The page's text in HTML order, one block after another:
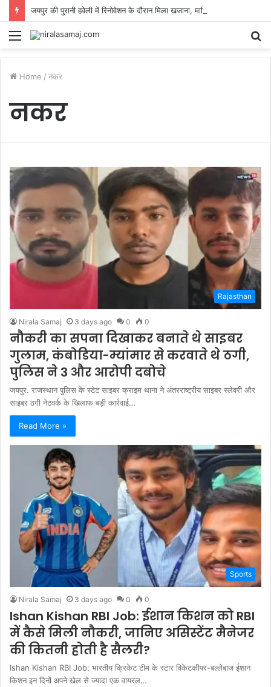
Menu
Home / नकर
नकर
Rajasthan
Nirala Samaj 3 days ago 0 0
नौकरी का सपना दिखाकर बनाते थे साइबर
गुलाम, कंबोडिया-म्यांमार से करवाते थे ठगी,
पुलिस ने 3 और आरोपी दबोचे
जयपुर. राजस्थान पुलिस के स्टेट साइबर क्राइम थाना ने अंतरराष्ट्रीय साइबर स्लेवरी और
साइबर ठगी नेटवर्क के खिलाफ बड़ी कार्रवाई…
Read More »
Sports
Nirala Samaj 3 days ago 0 0
Ishan Kishan RBI Job: ईशान किशन को RBI
में कैसे मिली नौकरी, जानिए असिस्टेंट मैनेजर
की कितनी होती है सैलरी?
Ishan Kishan RBI Job: भारतीय क्रिकेट टीम के स्टार विकेटकीपर-बल्लेबाज ईशान
किशन इन दिनों अपने खेल से ज्यादा एक वायरल…